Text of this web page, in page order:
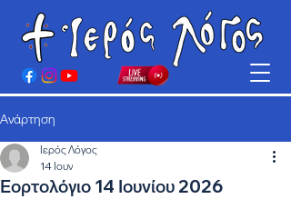
Ανάρτηση
Εορτολόγιο 14 Ιουνίου 2026
Ιερός Λόγος
14 Ιουν